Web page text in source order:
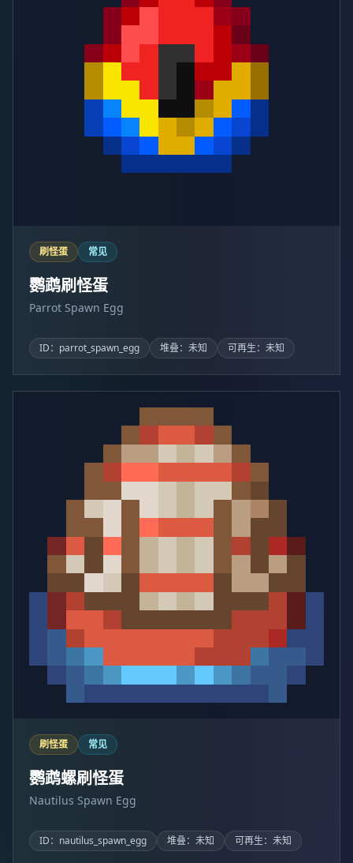
刷怪蛋 常见
鹦鹉刷怪蛋
Parrot Spawn Egg
ID：parrot_spawn_egg 堆叠：未知 可再生：未知
刷怪蛋 常见
鹦鹉螺刷怪蛋
Nautilus Spawn Egg
ID：nautilus_spawn_egg 堆叠：未知 可再生：未知